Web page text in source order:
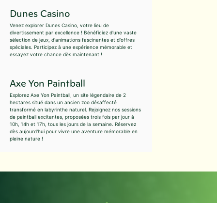
Dunes Casino
Venez explorer Dunes Casino, votre lieu de
divertissement par excellence ! Bénéficiez d'une vaste
sélection de jeux, d'animations fascinantes et d'offres
spéciales. Participez à une expérience mémorable et
essayez votre chance dès maintenant !
Axe Yon Paintball
Explorez Axe Yon Paintball, un site légendaire de 2
hectares situé dans un ancien zoo désaffecté
transformé en labyrinthe naturel. Rejoignez nos sessions
de paintball excitantes, proposées trois fois par jour à
10h, 14h et 17h, tous les jours de la semaine. Réservez
dès aujourd'hui pour vivre une aventure mémorable en
pleine nature !